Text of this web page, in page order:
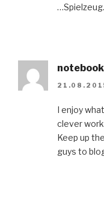
…Spielzeug.
notebook
I enjoy
clever
Keep up
guys to